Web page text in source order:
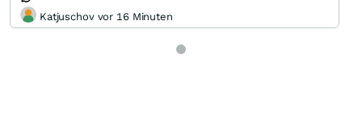
Katjuschov vor 16 Minuten